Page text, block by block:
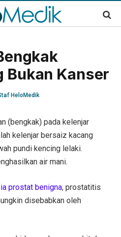
Bukan Kanser
HeloMedik
(bengkak) pada kelenjar
kelenjar bersaiz kacang
pundi kencing lelaki.
air mani.
prostat benigna, prostatitis
disebabkan oleh